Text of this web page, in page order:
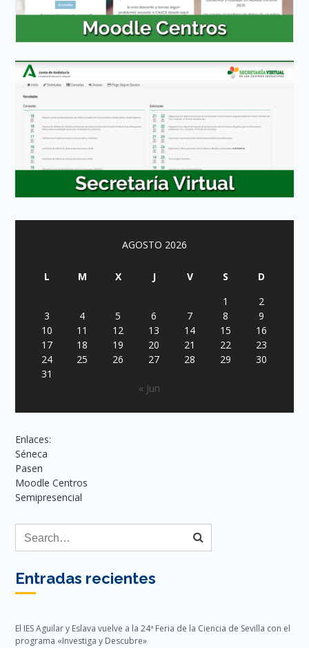
AGOSTO 2026
L M X J V S
D
1
2
3
4 5 6 7 8
9
10
11 12 13 14 15
16
17
18 19 20 21 22
23
24
25 26 27 28 29
30
31
« Jun
Enlaces:
Séneca
Pasen
Moodle Centros
Semipresencial
Entradas recientes
El IES Aguilar y Eslava vuelve a la 24ª Feria de la Ciencia de Sevilla con el
programa «Investiga y Descubre»